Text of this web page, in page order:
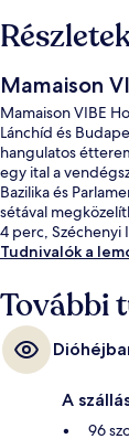
Mamaison
Mamaison VIBE
Lánchíd és
hangulatos
egy ital a
Bazilika és
sétával
4 perc, Széchenyi
Tudnivalók a
További
A
96